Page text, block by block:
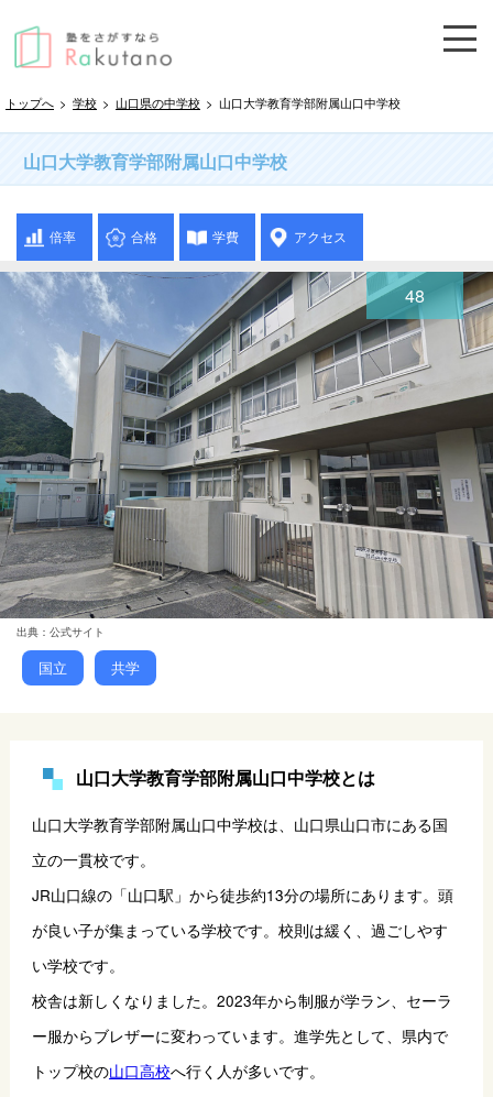
トップへ > 学校 > 山口県の中学校 > 山口大学教育学部附属山口中学校
山口大学教育学部附属山口中学校
倍率 合格 学費 アクセス
48
出典：公式サイト
国立 共学
山口大学教育学部附属山口中学校とは
山口大学教育学部附属山口中学校は、山口県山口市にある国
立の一貫校です。
JR山口線の「山口駅」から徒歩約13分の場所にあります。頭
が良い子が集まっている学校です。校則は緩く、過ごしやす
い学校です。
校舎は新しくなりました。2023年から制服が学ラン、セーラ
ー服からブレザーに変わっています。進学先として、県内で
トップ校の山口高校へ行く人が多いです。